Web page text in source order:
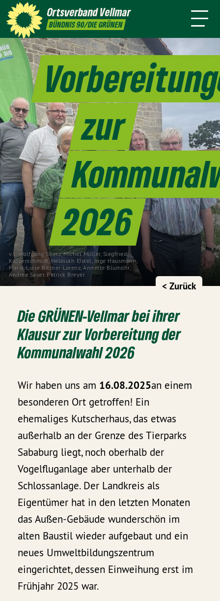
OrtsverbandVellmar
BÜNDNIS 90/DIE GRÜNEN
Themen
v.l. Wolfgang Stietz, Michel Müller, Siegfried
Kopperschmidt, Helmuth Eistel, Inge Hausmann,
Marie-Luise Bittner-Lorenz, Annette Blumöhr,
Andrea Sauer, Patrick Breyer
zur
2026
< Zurück
Die GRÜNEN-Vellmar bei ihrer
Klausur zur Vorbereitung der
Kommunalwahl 2026
Wir haben uns am 16.08.2025an einem
besonderen Ort getroffen! Ein
ehemaliges Kutscherhaus, das etwas
außerhalb an der Grenze des Tierparks
Sababurg liegt, noch oberhalb der
Vogelfluganlage aber unterhalb der
Schlossanlage. Der Landkreis als
Eigentümer hat in den letzten Monaten
das Außen-Gebäude wunderschön im
alten Baustil wieder aufgebaut und ein
neues Umweltbildungszentrum
eingerichtet, dessen Einweihung erst im
Frühjahr 2025 war.